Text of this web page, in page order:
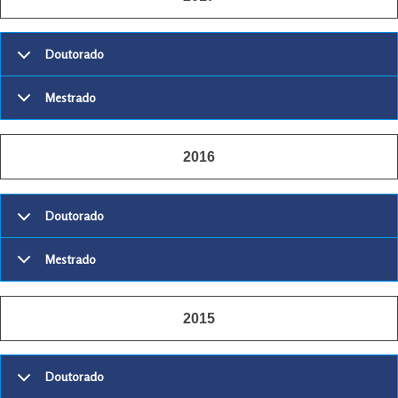
Doutorado
Mestrado
2016
Doutorado
Mestrado
2015
Doutorado